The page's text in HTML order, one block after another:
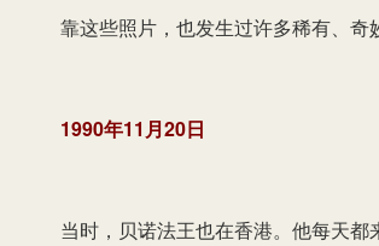
靠这些照片，也发生过许多稀有、奇
1990年11月20日
当时，贝诺法王也在香港。他每天都